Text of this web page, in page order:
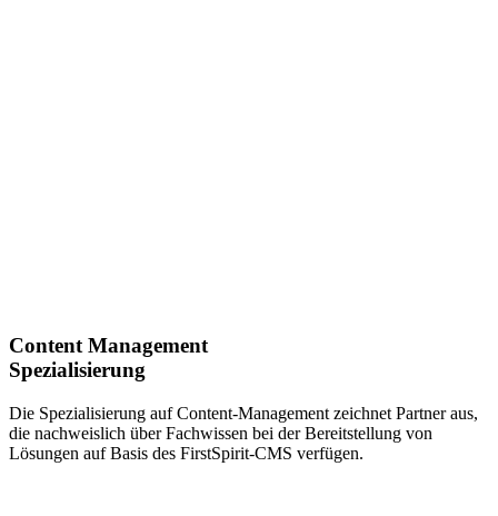
Content Management
Spezialisierung
Die Spezialisierung auf Content-Management zeichnet Partner aus,
die nachweislich über Fachwissen bei der Bereitstellung von
Lösungen auf Basis des FirstSpirit-CMS verfügen.